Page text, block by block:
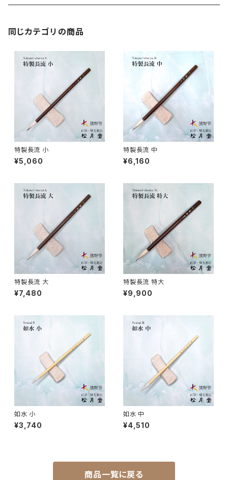
長流 / CHORYU (ink draw)
山馬筆 / SANBA (ink,rough line)
ローケツ筆 / ROUKETSU (batik)
俳画筆 / HAIGA (haiku picture)
線描筆 / SENBYO (line,outline)
付立筆 / TSUKETATEFUDE
如水 / NYOSUI (line,color)
白圭 / HAKKEI(line,color,crafts)
蒔絵筆 / MAKIE
円山筆 / Maruyama Fude
オロンピー筆 / Oronpy Fude
平筆 / Hirafude (flat brush)
竹刷毛 / TAKEBAKE
日本画用唐刷毛
アニメ水張り・ぼかし・グラデーション
アニメ特定用途描き・特殊
絵手紙 - picture letter
カリグラフィー - calligraphy
陶芸 - ceramics
染色（友禅・紅型・ろうけつ他） - dyeing
暮らし・雑貨 - knickknack
料理 - cooking
版画 -prints
工芸
同じカテゴリの商品
特製長流 小
¥5,060
特製長流 中
¥6,160
特製長流 大
¥7,480
特製長流 特大
¥9,900
如水 小
¥3,740
如水 中
¥4,510
商品一覧に戻る